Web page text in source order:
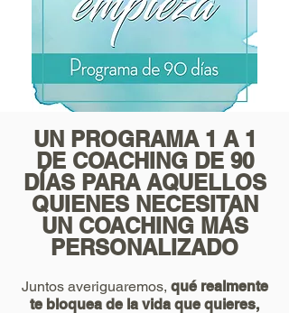
UN PROGRAMA 1 A 1
DE COACHING DE 90
DÍAS PARA AQUELLOS
QUIENES NECESITAN
UN COACHING MÁS
PERSONALIZADO
Juntos averiguaremos, qué realmente
te bloquea de la vida que quieres,